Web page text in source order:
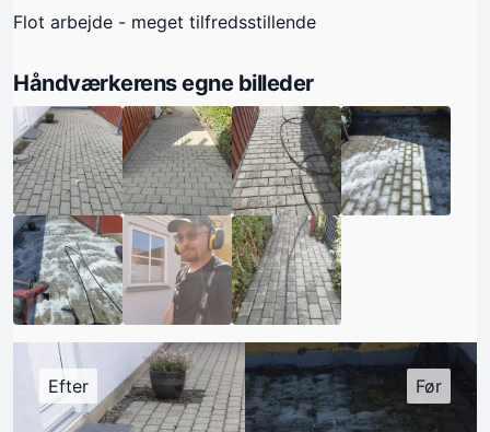
Flot arbejde - meget tilfredsstillende
Håndværkerens egne billeder